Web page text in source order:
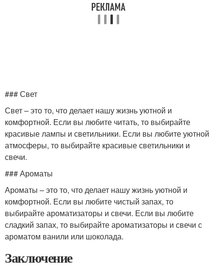
### Свет
Свет – это то, что делает нашу жизнь уютной и
комфортной. Если вы любите читать, то выбирайте
красивые лампы и светильники. Если вы любите уютной
атмосферы, то выбирайте красивые светильники и
свечи.
### Ароматы
Ароматы – это то, что делает нашу жизнь уютной и
комфортной. Если вы любите чистый запах, то
выбирайте ароматизаторы и свечи. Если вы любите
сладкий запах, то выбирайте ароматизаторы и свечи с
ароматом ванили или шоколада.
Заключение